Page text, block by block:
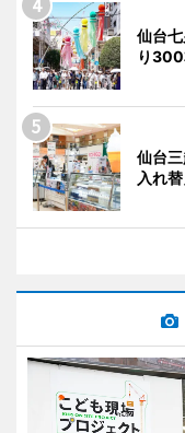
仙台
り
仙台
入れ